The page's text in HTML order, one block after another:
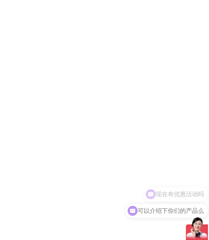
可以介绍下你们的产品么